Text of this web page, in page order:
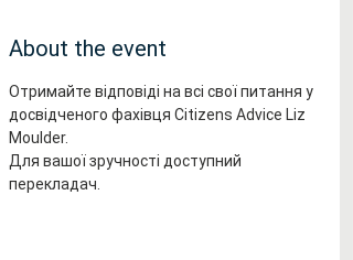
About the event
Отримайте відповіді на всі свої питання у
досвідченого фахівця Citizens Advice Liz
Moulder.
Для вашої зручності доступний
перекладач.